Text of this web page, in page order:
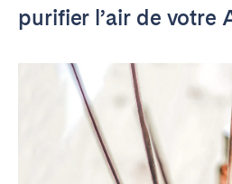
purifier l’air de votre